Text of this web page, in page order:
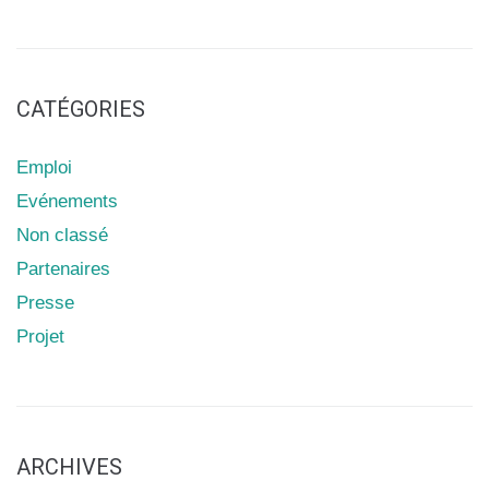
CATÉGORIES
Emploi
Evénements
Non classé
Partenaires
Presse
Projet
ARCHIVES